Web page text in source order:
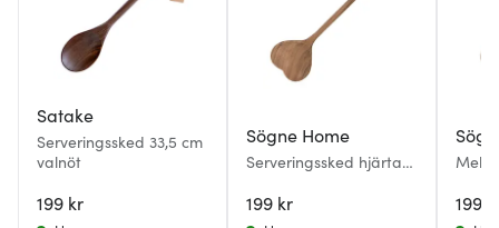
Satake
Serveringssked 33,5 cm
valnöt
199 kr
Sögne Home
Serveringssked hjärta
199 kr 199